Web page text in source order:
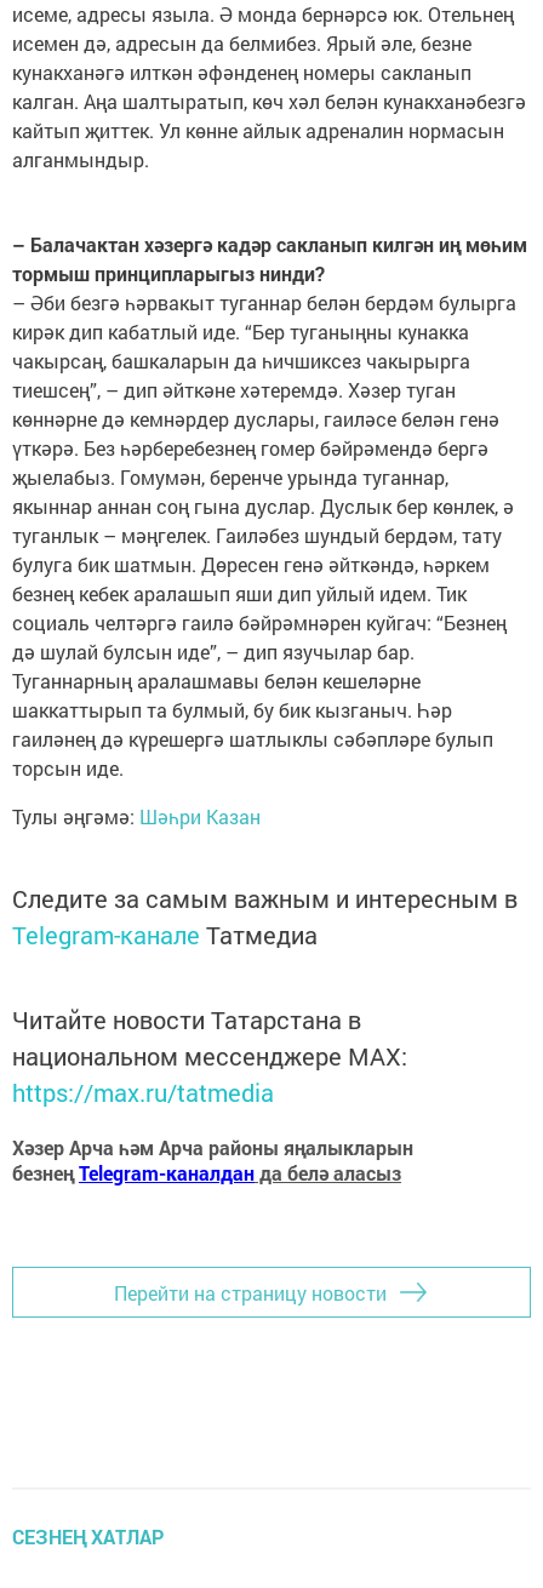
исеме, адресы языла. Ә монда бернәрсә юк. Отельнең
исемен дә, адресын да белмибез. Ярый әле, безне
кунакханәгә илткән әфәнденең номеры сакланып
калган. Аңа шалтыратып, көч хәл белән кунакханәбезгә
кайтып җиттек. Ул көнне айлык адреналин нормасын
алганмындыр.
– Балачактан хәзергә кадәр сакланып килгән иң мөһим
тормыш принципларыгыз нинди?
– Әби безгә һәрвакыт туганнар белән бердәм булырга
кирәк дип кабатлый иде. “Бер туганыңны кунакка
чакырсаң, башкаларын да һичшиксез чакырырга
тиешсең”, – дип әйткәне хәтеремдә. Хәзер туган
көннәрне дә кемнәрдер дуслары, гаиләсе белән генә
үткәрә. Без һәрберебезнең гомер бәйрәмендә бергә
җыелабыз. Гомумән, беренче урында туганнар,
якыннар аннан соң гына дуслар. Дуслык бер көнлек, ә
туганлык – мәңгелек. Гаиләбез шундый бердәм, тату
булуга бик шатмын. Дөресен генә әйткәндә, һәркем
безнең кебек аралашып яши дип уйлый идем. Тик
социаль челтәргә гаилә бәйрәмнәрен куйгач: “Безнең
дә шулай булсын иде”, – дип язучылар бар.
Туганнарның аралашмавы белән кешеләрне
шаккаттырып та булмый, бу бик кызганыч. Һәр
гаиләнең дә күрешергә шатлыклы сәбәпләре булып
торсын иде.
Тулы әңгәмә: Шәһри Казан
Следите за самым важным и интересным в
Telegram-канале Татмедиа
Читайте новости Татарстана в
национальном мессенджере MАХ:
https://max.ru/tatmedia
Хәзер Арча һәм Арча районы яңалыкларын
безнеңTelegram-каналданда белә аласыз
Перейти на страницу новости
СЕЗНЕҢ ХАТЛАР